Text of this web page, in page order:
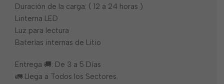
Duración de la carga: ( 12 a 24 horas )
Linterna LED
Luz para lectura
Baterías internas de Litio
Entrega 🚚: De 3 a 5 Días
🚛 Llega a Todos los Sectores.